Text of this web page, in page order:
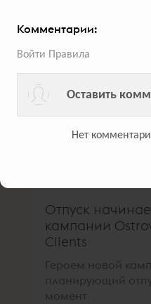
Комментарии:
Войти Правила
Оставить
Нет
Отпуск
кампании
Clients
Героем новой
планирующий
момент